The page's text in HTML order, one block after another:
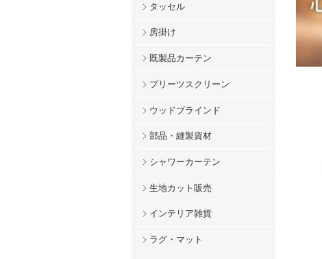
タッセル
房掛け
既製品カーテン
プリーツスクリーン
ウッドブラインド
部品・縫製資材
シャワーカーテン
生地カット販売
インテリア雑貨
ラグ・マット